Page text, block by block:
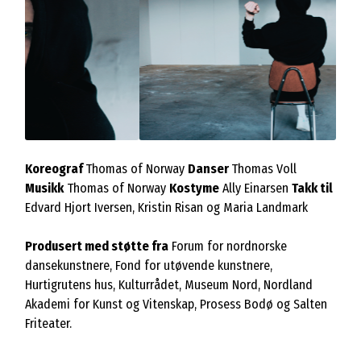
KoreografThomas of Norway Danser Thomas Voll
MusikkThomas of Norway Kostyme Ally EinarsenTakk til
Edvard Hjort Iversen, Kristin Risan og Maria Landmark
Produsert med støtte fra Forum for nordnorske
dansekunstnere, Fond for utøvende kunstnere,
Hurtigrutens hus, Kulturrådet, Museum Nord, Nordland
Akademi for Kunst og Vitenskap, Prosess Bodø og Salten
Friteater.